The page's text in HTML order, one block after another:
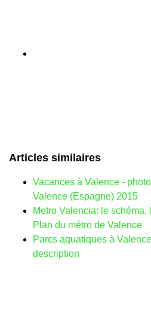
Articles similaires
Vacances à Valence -
Valence (Espagne) 2015
Metro Valencia: le
Plan du métro de Valence
Parcs aquatiques à
description